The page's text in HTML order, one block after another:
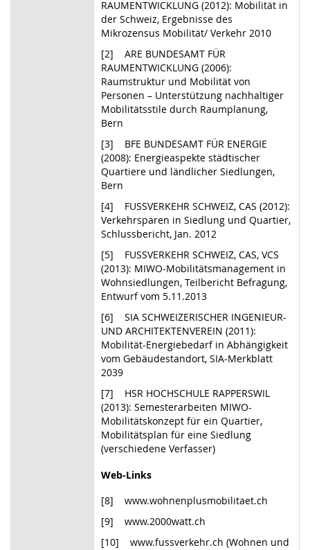
RAUMENTWICKLUNG (2012): Mobilität in
der Schweiz, Ergebnisse des
Mikrozensus Mobilität/ Verkehr 2010
[2] ARE BUNDESAMT FÜR
RAUMENTWICKLUNG (2006):
Raumstruktur und Mobilität von
Personen – Unterstützung nachhaltiger
Mobilitätsstile durch Raumplanung,
Bern
[3] BFE BUNDESAMT FÜR ENERGIE
(2008): Energieaspekte städtischer
Quartiere und ländlicher Siedlungen,
Bern
[4] FUSSVERKEHR SCHWEIZ, CAS (2012):
Verkehrsparen in Siedlung und Quartier,
Schlussbericht, Jan. 2012
[5] FUSSVERKEHR SCHWEIZ, CAS, VCS
(2013): MIWO-Mobilitätsmanagement in
Wohnsiedlungen, Teilbericht Befragung,
Entwurf vom 5.11.2013
[6] SIA SCHWEIZERISCHER INGENIEUR-
UND ARCHITEKTENVEREIN (2011):
Mobilität-Energiebedarf in Abhängigkeit
vom Gebäudestandort, SIA-Merkblatt
2039
[7] HSR HOCHSCHULE RAPPERSWIL
(2013): Semesterarbeiten MIWO-
Mobilitätskonzept für ein Quartier,
Mobilitätsplan für eine Siedlung
(verschiedene Verfasser)
Web-Links
[8] www.wohnenplusmobilitaet.ch
[9] www.2000watt.ch
[10] www.fussverkehr.ch (Wohnen und